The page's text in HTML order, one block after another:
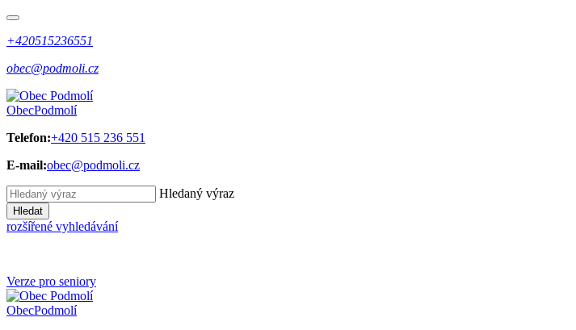
+420515236551
obec@podmoli.cz
ObecPodmolí
Telefon:+420 515 236 551
E-mail:obec@podmoli.cz
Hledaný výraz
Hledat
rozšířené vyhledávání
Verze pro seniory
ObecPodmolí